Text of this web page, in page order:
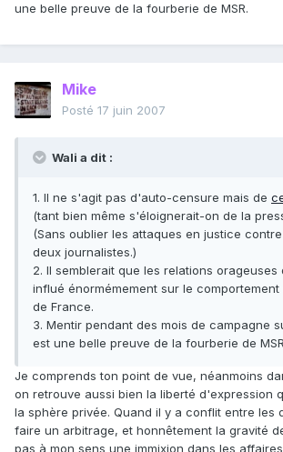
une belle preuve de la fourberie de MSR.
Mike
Posté 17 juin 2007
Wali a dit :
1. Il ne s'agit pas d'auto-censure mais de
(tant bien même s'éloignerait-on de la
(Sans oublier les attaques en justice
deux journalistes.)
2. Il semblerait que les relations
influé énormémement sur le
de France.
3. Mentir pendant des mois de campagne
est une belle preuve de la fourberie de
Je comprends ton point de vue, néanmoins
on retrouve aussi bien la liberté d'expression
la sphère privée. Quand il y a conflit entre les
faire un arbitrage, et honnêtement la gravité
pas à mon sens une immixion dans les